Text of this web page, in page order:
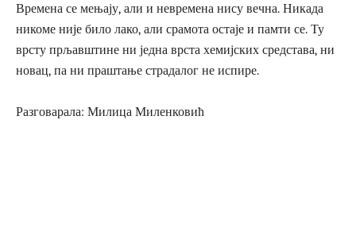
Времена се мењају, али и невремена нису вечна. Никада
никоме није било лако, али срамота остаје и памти се. Ту
врсту прљавштине ни једна врста хемијских средстава, ни
новац, па ни праштање страдалог не испире.
Разговарала: Милица Миленковић